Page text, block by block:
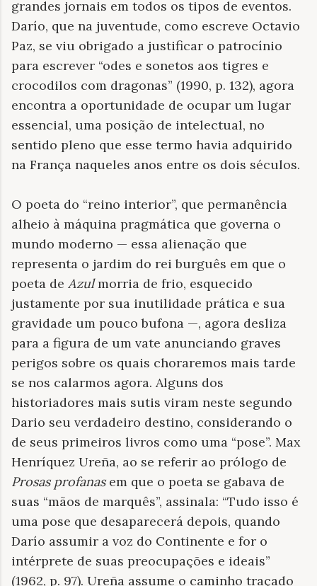
grandes jornais em todos os tipos de eventos.
Darío, que na juventude, como escreve Octavio
Paz, se viu obrigado a justificar o patrocínio
para escrever “odes e sonetos aos tigres e
crocodilos com dragonas” (1990, p. 132), agora
encontra a oportunidade de ocupar um lugar
essencial, uma posição de intelectual, no
sentido pleno que esse termo havia adquirido
na França naqueles anos entre os dois séculos.
O poeta do “reino interior”, que permanência
alheio à máquina pragmática que governa o
mundo moderno — essa alienação que
representa o jardim do rei burguês em que o
poeta de Azulmorria de frio, esquecido
justamente por sua inutilidade prática e sua
gravidade um pouco bufona —, agora desliza
para a figura de um vate anunciando graves
perigos sobre os quais choraremos mais tarde
se nos calarmos agora. Alguns dos
historiadores mais sutis viram neste segundo
Dario seu verdadeiro destino, considerando o
de seus primeiros livros como uma “pose”. Max
Henríquez Ureña, ao se referir ao prólogo de
Prosas profanasem que o poeta se gabava de
suas “mãos de marquês”, assinala: “Tudo isso é
uma pose que desaparecerá depois, quando
Darío assumir a voz do Continente e for o
intérprete de suas preocupações e ideais”
(1962, p. 97). Ureña assume o caminho traçado